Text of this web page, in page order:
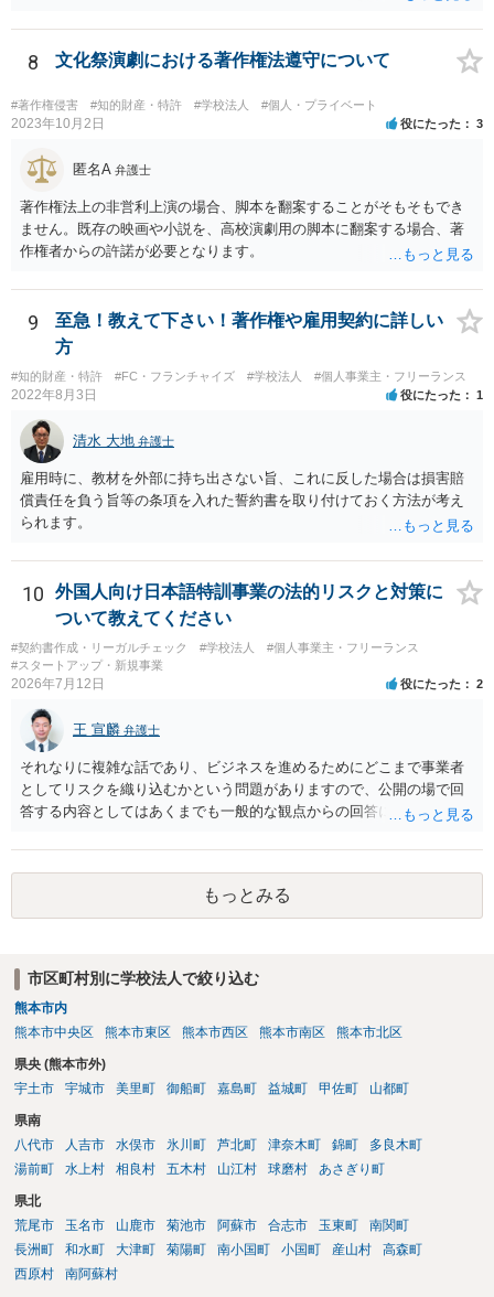
のではないと思われますので、③次第と思われます。
8 文化祭演劇における著作権法遵守について
#著作権侵害 #知的財産・特許 #学校法人 #個人・プライベート
2023年10月2日 役にたった 3
匿名A 弁護士
著作権法上の非営利上演の場合、脚本を翻案することがそもそもでき
ません。既存の映画や小説を、高校演劇用の脚本に翻案する場合、著
作権者からの許諾が必要となります。
9
至急！教えて下さい！著作権や雇用契約に詳しい
方
#知的財産・特許 #FC・フランチャイズ #学校法人 #個人事業主・フリーランス
2022年8月3日 役にたった 1
清水 大地 弁護士
雇用時に、教材を外部に持ち出さない旨、これに反した場合は損害賠
償責任を負う旨等の条項を入れた誓約書を取り付けておく方法が考え
られます。
10
外国人向け日本語特訓事業の法的リスクと対策に
ついて教えてください
#契約書作成・リーガルチェック #学校法人
#個人事業主・フリーランス
#スタートアップ・新規事業
2026年7月12日 役にたった 2
王 宣麟 弁護士
それなりに複雑な話であり、ビジネスを進めるためにどこまで事業者
としてリスクを織り込むかという問題がありますので、公開の場で回
答する内容としてはあくまでも一般的な観点からの回答になります
授業・言語コーチング」と明確に位置付け、サーフィンや農業体験、
工場見学等のアクティビティは、旅行商品ではなく授業に付随した無
償の交流・学習機会として整理すること。 ・宿泊・交通・レンタカー
等の契約主体および支払は常にクライアント本人と事業者の間で完結
ないこと。 ・利用規約・免責条項では、①講師は旅行業者ではなく運
送・宿泊等のサービス提供者とは独立した立場であること、②参加者
の移動・アクティビティ参加は自己の判断と責任によること、③講師
の故意・重大な過失を除く範囲で事故等についての責任を限定するこ
とを明示すること。 この辺りは意識して書類等を作成された方がよろ
しいかと思います。 公開の場で個別具体的な内容に従って回答するの
にも限界がありますので、資料などを持参の上、弁護士の相談される
ことをお勧めします。
もっとみる
市区町村別に学校法人で絞り込む
熊本市内
熊本市中央区
熊本市東区 熊本市西区 熊本市南区 熊本市北区
県央 (熊本市外)
宇土市
宇城市 美里町 御船町 嘉島町 益城町 甲佐町 山都町
県南
八代市
人吉市 水俣市 氷川町 芦北町 津奈木町 錦町
多良木町
湯前町
水上村 相良村 五木村 山江村 球磨村 あさぎり町
県北
荒尾市
玉名市 山鹿市 菊池市 阿蘇市 合志市 玉東町
南関町
長洲町
和水町 大津町 菊陽町 南小国町 小国町 産山村
高森町
西原村
南阿蘇村